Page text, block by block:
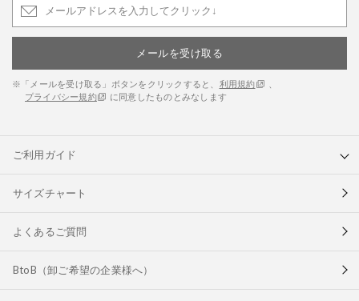
メールを受け取る
※「メールを受け取る」ボタンをクリックすると、 利用規約
プライバシー規約
に同意したものとみなします
ご利用ガイド
サイズチャート
よくあるご質問
BtoB（卸ご希望の企業様へ）